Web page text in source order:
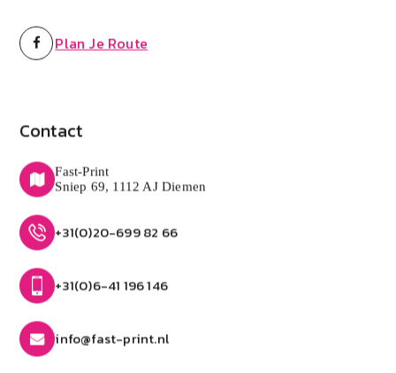
Plan Je Route
Contact
Fast-Print
Sniep 69, 1112 AJ Diemen
+31(0)20-699 82 66
+31(0)6-41 196 146
info@fast-print.nl